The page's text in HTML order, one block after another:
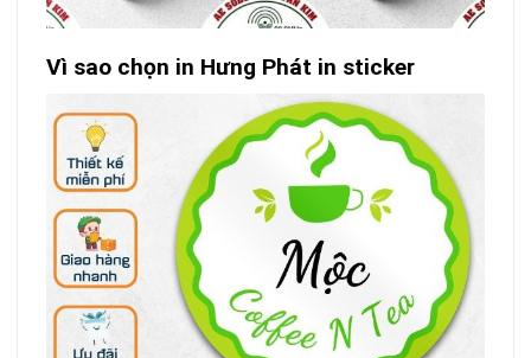
Vì sao chọn in Hưng Phát in sticker